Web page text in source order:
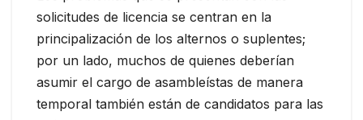
solicitudes de licencia se centran en la
principalización de los alternos o suplentes;
por un lado, muchos de quienes deberían
asumir el cargo de asambleístas de manera
temporal también están de candidatos para las